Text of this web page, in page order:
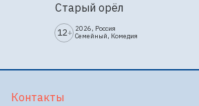
Старый орёл
12+ 2026, Россия
Семейный, Комедия
Контакты